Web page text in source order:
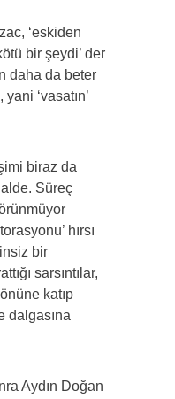
‘eskiden
bir şeydi’ der
daha da beter
‘vasatın’
biraz da
Süreç
hırsı
bir
sarsıntılar,
katıp
dalgasına
Aydın Doğan